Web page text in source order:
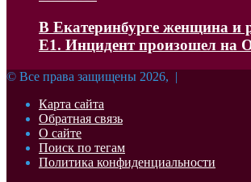
В Екатеринбурге женщина и
Е1. Инцидент произошел на
© Все права защищены 2026, |
Карта сайта
Обратная связь
О сайте
Поиск по тегам
Политика конфиденциальности